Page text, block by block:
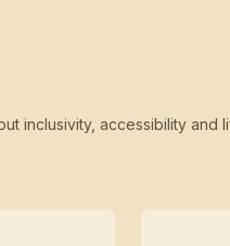
inclusivity, accessibility and